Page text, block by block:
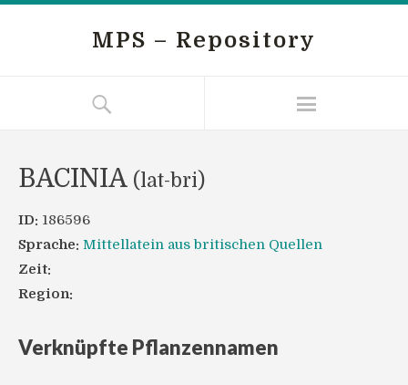
MPS – Repository
BACINIA (lat-bri)
ID: 186596
Sprache: Mittellatein aus britischen Quellen
Zeit:
Region:
Verknüpfte Pflanzennamen